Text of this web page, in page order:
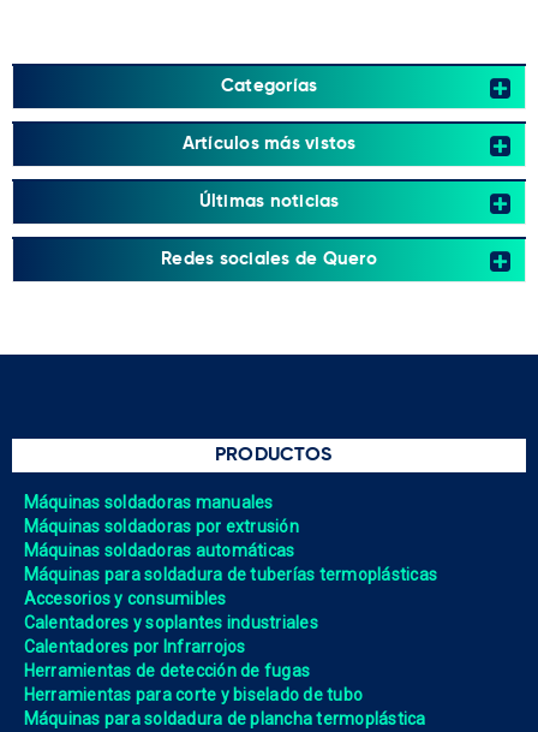
Categorías
Artículos más vistos
Últimas noticias
Redes sociales de Quero
PRODUCTOS
Máquinas soldadoras manuales
Máquinas soldadoras por extrusión
Máquinas soldadoras automáticas
Máquinas para soldadura de tuberías termoplásticas
Accesorios y consumibles
Calentadores y soplantes industriales
Calentadores por Infrarrojos
Herramientas de detección de fugas
Herramientas para corte y biselado de tubo
Máquinas para soldadura de plancha termoplástica